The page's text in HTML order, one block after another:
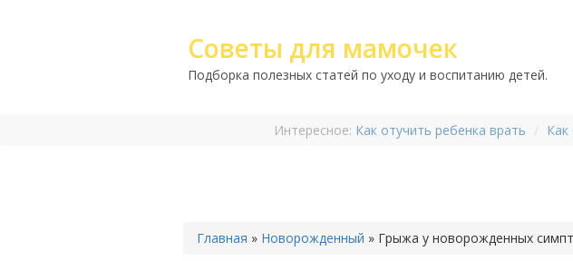
Советы для мамочек
Подборка полезных статей по уходу и воспитанию детей.
Интересное: Как отучить ребенка врать Как
Главная » Новорожденный » Грыжа у новорожденных